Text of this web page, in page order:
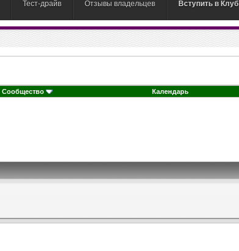
Тест-драйв Отзывы владельцев Вступить в Клуб
Сообщество Календарь